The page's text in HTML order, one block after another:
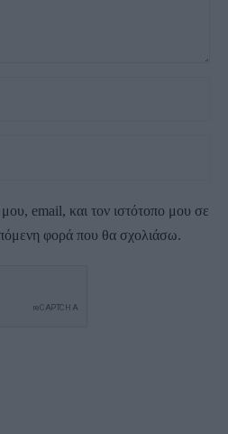
email, και τον ιστότοπο μου σε
φορά που θα σχολιάσω.